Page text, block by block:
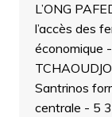
L’ONG
l’accès des
économique
Santrinos
centrale - 5